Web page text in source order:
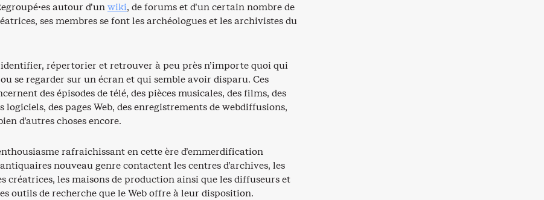
autour d’unwiki, de forums et d’un certain nombre de
ses membres se font les archéologues et les archivistes du
répertorier et retrouver à peu près n’importe quoi qui
se regarder sur un écran et qui semble avoir disparu. Ces
des épisodes de télé, des pièces musicales, des films, des
logiciels, des pages Web, des enregistrements de webdiffusions,
d’autres choses encore.
rafraichissant en cette ère d’emmerdification
nouveau genre contactent les centres d’archives, les
créatrices, les maisons de production ainsi que les diffuseurs et
outils de recherche que le Web offre à leur disposition.